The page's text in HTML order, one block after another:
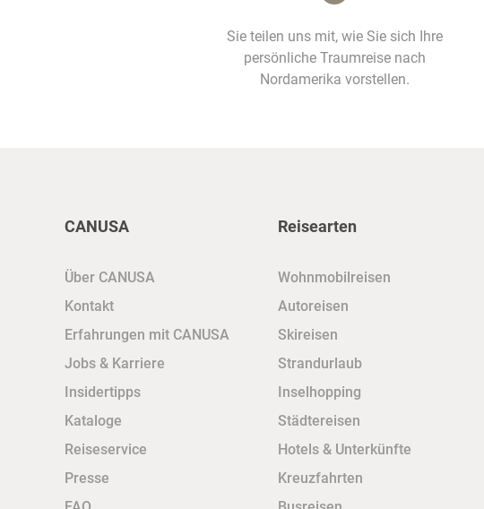
Sie teilen uns mit, wie Sie sich Ihre
persönliche Traumreise nach
Nordamerika vorstellen.
CANUSA
Über CANUSA
Kontakt
Erfahrungen mit CANUSA
Jobs & Karriere
Insidertipps
Kataloge
Reiseservice
Presse
Reisearten
Wohnmobilreisen
Autoreisen
Skireisen
Strandurlaub
Inselhopping
Städtereisen
Hotels & Unterkünfte
Kreuzfahrten